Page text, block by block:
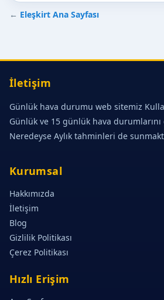
← Eleşkirt Ana Sayfası
İletişim
Günlük hava durumu web sitemiz
Günlük ve 15 günlük hava
Neredeyse Aylık tahminleri de
Kurumsal
Hakkımızda
İletişim
Blog
Gizlilik Politikası
Çerez Politikası
Hızlı Erişim